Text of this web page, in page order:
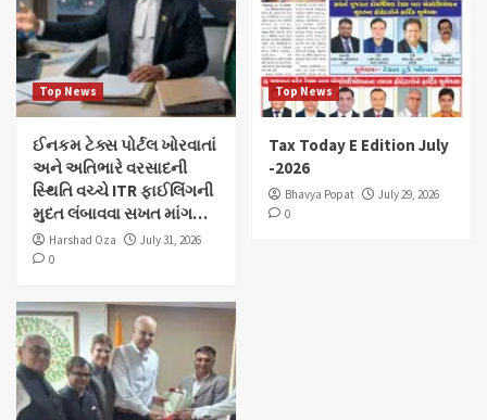
Top News
ઈનકમ ટેક્સ પોર્ટલ ખોરવાતાં
અને અતિભારે વરસાદની
સ્થિતિ વચ્ચે ITR ફાઈલિંગની
મુદત લંબાવવા સખત માંગ…
Harshad Oza
July 31, 2026
0
Top News
Tax Today E Edition July
-2026
Bhavya Popat
July 29, 2026
0